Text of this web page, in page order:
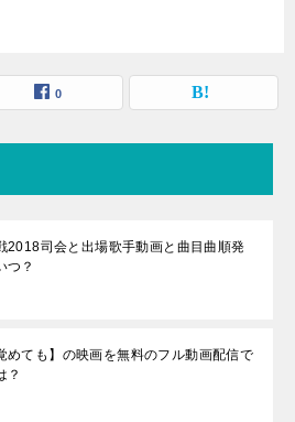
0
2018司会と出場歌手動画と曲目曲順発
つ？
めても】の映画を無料のフル動画配信で
？